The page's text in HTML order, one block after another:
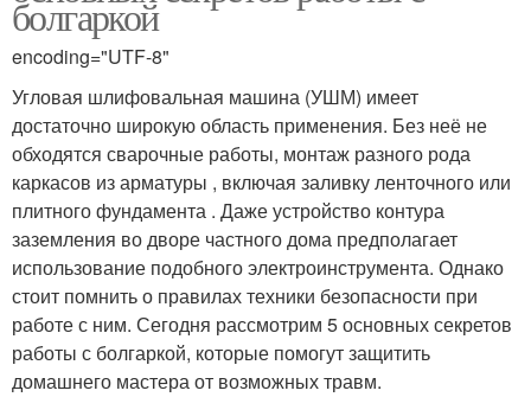
болгаркой
encoding="UTF-8"
Угловая шлифовальная машина (УШМ) имеет
достаточно широкую область применения. Без неё не
обходятся сварочные работы, монтаж разного рода
каркасов из арматуры , включая заливку ленточного или
плитного фундамента . Даже устройство контура
заземления во дворе частного дома предполагает
использование подобного электроинструмента. Однако
стоит помнить о правилах техники безопасности при
работе с ним. Сегодня рассмотрим 5 основных секретов
работы с болгаркой, которые помогут защитить
домашнего мастера от возможных травм.